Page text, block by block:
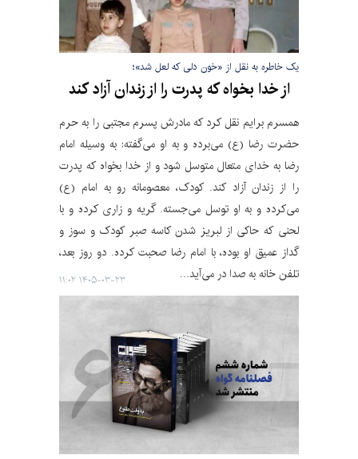
یک خاطره به نقل از «خون دلی که لعل شد»؛
از خدا بخواه که پدرت را از زندان آزاد کند
همسرم برایم نقل کرد که مادرش پسرم مجتبی را به حرم
حضرت رضا (ع) می‌برده و به او می‌گفته: به وسیله امام
رضا به خدای متعال متوسل شود و از خدا بخواه که پدرت
را از زندان آزاد کند. کودک، معصومانه رو به امام (ع)
می‌کرده و به او توسل می‌جسته. گریه و زاری کرده و با
لحنی که حاکی از لبریز شدن کاسه صبر کودک و سوز و
گداز عمیق او بوده، با امام رضا صحبت کرده. دو روز بعد،
تلفن خانه به صدا در می‌آید...
۱۴۰۵-۰۳-۲۳ ۱۱:۰۲